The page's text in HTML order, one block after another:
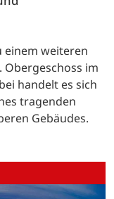
einem weiteren
Obergeschoss im
handelt es sich
tragenden
Gebäudes.